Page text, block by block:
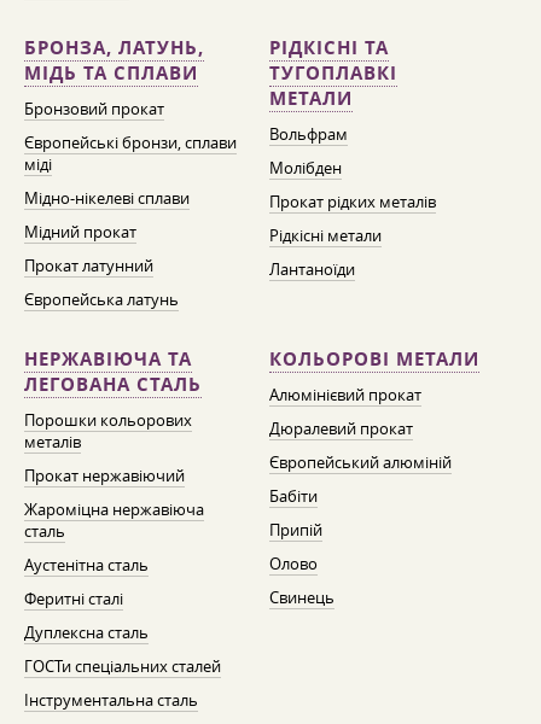
БРОНЗА, ЛАТУНЬ,
МІДЬ ТА СПЛАВИ
Бронзовий прокат
Європейські бронзи, сплави
міді
Мідно-нікелеві сплави
Мідний прокат
Прокат латунний
Європейська латунь
РІДКІСНІ ТА
ТУГОПЛАВКІ
МЕТАЛИ
Вольфрам
Молібден
Прокат рідких металів
Рідкісні метали
Лантаноїди
НЕРЖАВІЮЧА ТА
ЛЕГОВАНА СТАЛЬ
Порошки кольорових
металів
Прокат нержавіючий
Жароміцна нержавіюча
сталь
Аустенітна сталь
Феритні сталі
Дуплексна сталь
ГОСТи спеціальних сталей
Інструментальна сталь
КОЛЬОРОВІ МЕТАЛИ
Алюмінієвий прокат
Дюралевий прокат
Європейський алюміній
Бабіти
Припій
Олово
Свинець